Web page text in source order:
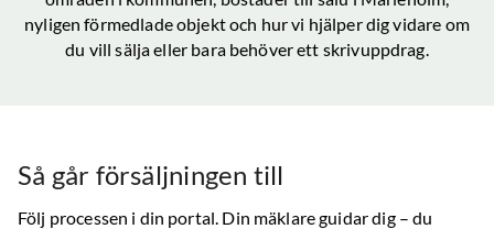
nyligen förmedlade objekt och hur vi hjälper dig vidare om
du vill sälja eller bara behöver ett skrivuppdrag.
Så går försäljningen till
Följ processen i din portal. Din mäklare guidar dig – du